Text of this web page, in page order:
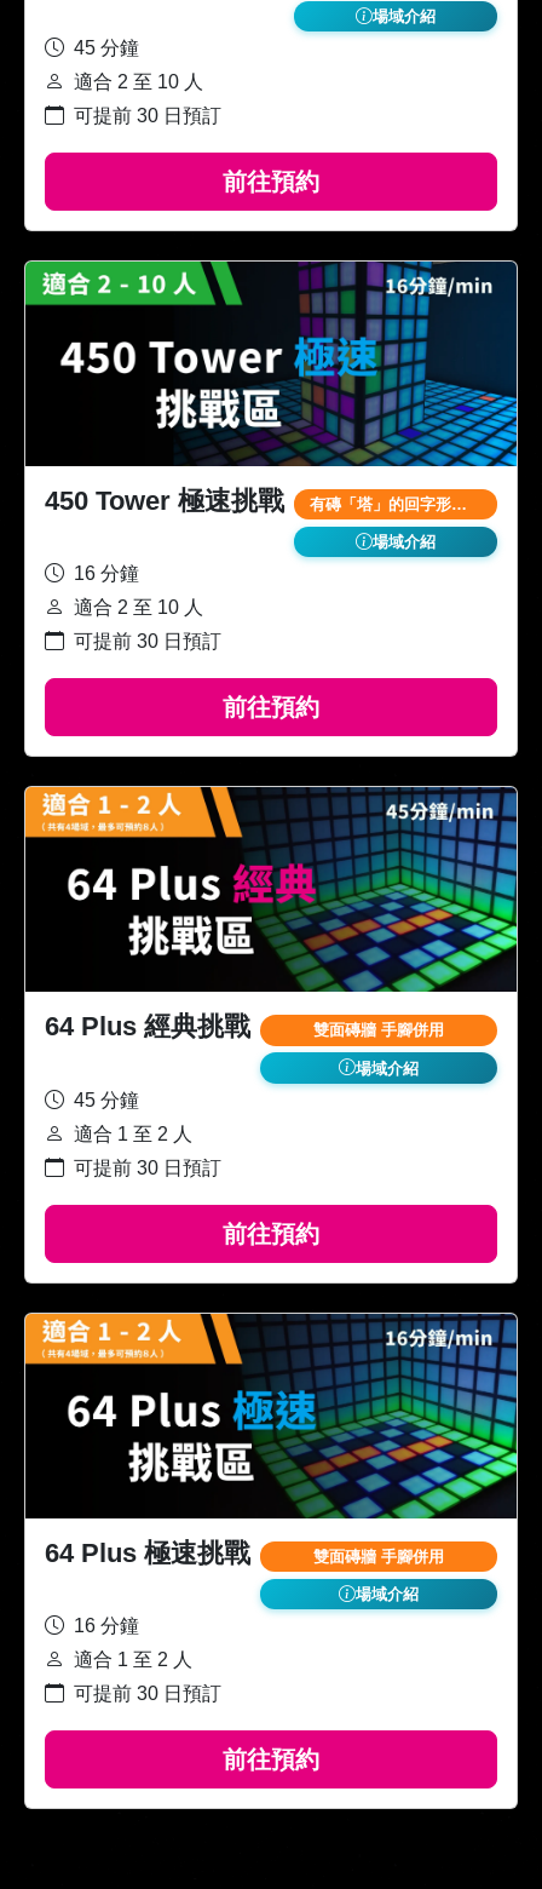
場域介紹
45 分鐘
適合 2 至 10 人
可提前 30 日預訂
前往預約
450 Tower 極速挑戰 有磚「塔」的回字形場域 手腳併用
場域介紹
16 分鐘
適合 2 至 10 人
可提前 30 日預訂
前往預約
64 Plus 經典挑戰 雙面磚牆 手腳併用
場域介紹
45 分鐘
適合 1 至 2 人
可提前 30 日預訂
前往預約
64 Plus 極速挑戰 雙面磚牆 手腳併用
場域介紹
16 分鐘
適合 1 至 2 人
可提前 30 日預訂
前往預約